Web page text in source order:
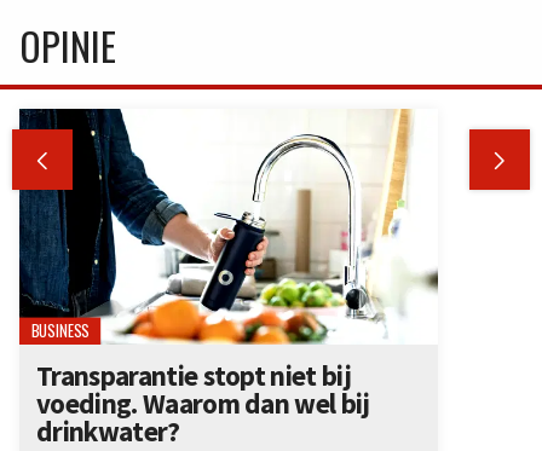
OPINIE
 
BUSINESS
Transparantie stopt niet bij
voeding. Waarom dan wel bij
drinkwater?